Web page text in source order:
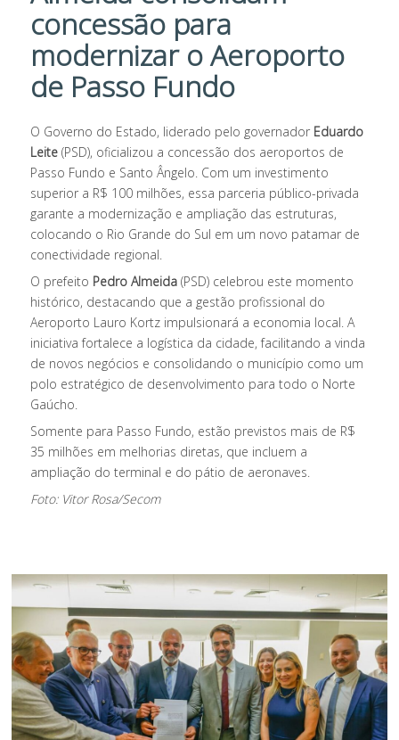
concessão para
modernizar o Aeroporto
de Passo Fundo
O Governo do Estado, liderado pelo governador Eduardo
Leite (PSD), oficializou a concessão dos aeroportos de
Passo Fundo e Santo Ângelo. Com um investimento
superior a R$ 100 milhões, essa parceria público-privada
garante a modernização e ampliação das estruturas,
colocando o Rio Grande do Sul em um novo patamar de
conectividade regional.
O prefeito Pedro Almeida (PSD) celebrou este momento
histórico, destacando que a gestão profissional do
Aeroporto Lauro Kortz impulsionará a economia local. A
iniciativa fortalece a logística da cidade, facilitando a vinda
de novos negócios e consolidando o município como um
polo estratégico de desenvolvimento para todo o Norte
Gaúcho.
Somente para Passo Fundo, estão previstos mais de R$
35 milhões em melhorias diretas, que incluem a
ampliação do terminal e do pátio de aeronaves.
Foto: Vitor Rosa/Secom